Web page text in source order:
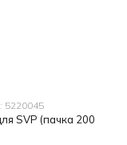
5220045
SVP (пачка 200